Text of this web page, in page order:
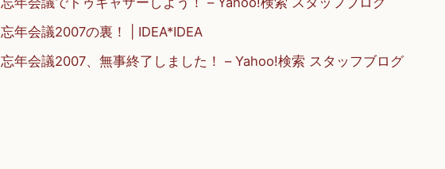
忘年会議2007の裏！ | IDEA*IDEA
忘年会議2007、無事終了しました！ – Yahoo!検索 スタッフブログ